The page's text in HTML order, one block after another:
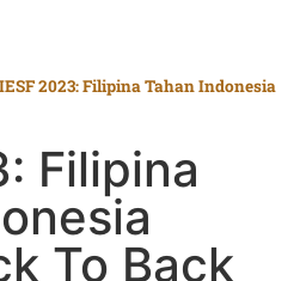
IESF 2023: Filipina Tahan Indonesia
Filipina
To Back